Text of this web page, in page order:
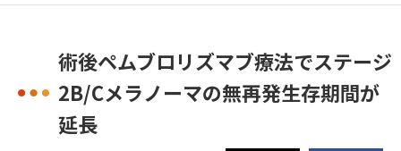
術後ペムブロリズマブ療法でステージ
2B/Cメラノーマの無再発生存期間が
延長